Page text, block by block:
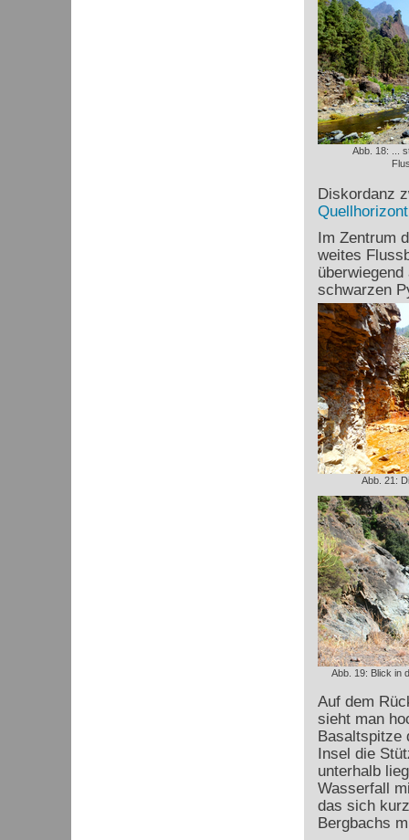
Abb. 18: ...
Diskordanz
Quellhorizont
Im Zentrum
weites
schwarzen
Abb. 21:
Abb. 19: Blick in
Auf dem
sieht man
Basaltspitze
Insel die
unterhalb
Wasserfall
das sich
Bergbachs